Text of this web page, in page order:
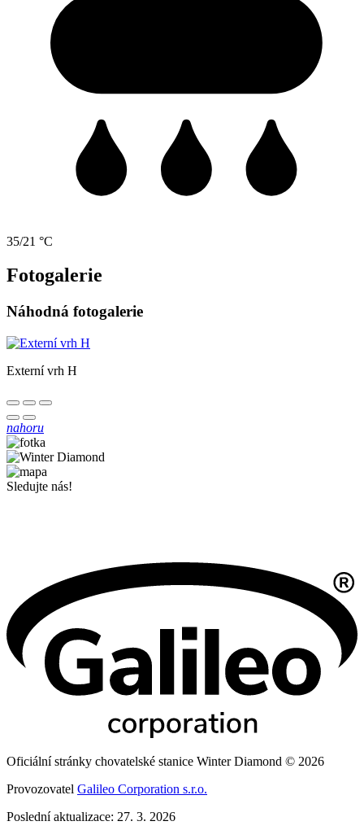
35/21 °C
Fotogalerie
Náhodná fotogalerie
Externí vrh H
nahoru
Sledujte nás!
Oficiální stránky chovatelské stanice Winter Diamond © 2026
Provozovatel Galileo Corporation s.r.o.
Poslední aktualizace: 27. 3. 2026